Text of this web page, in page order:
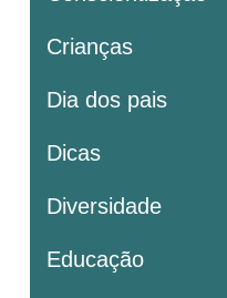
Crianças
Dia dos pais
Dicas
Diversidade
Educação